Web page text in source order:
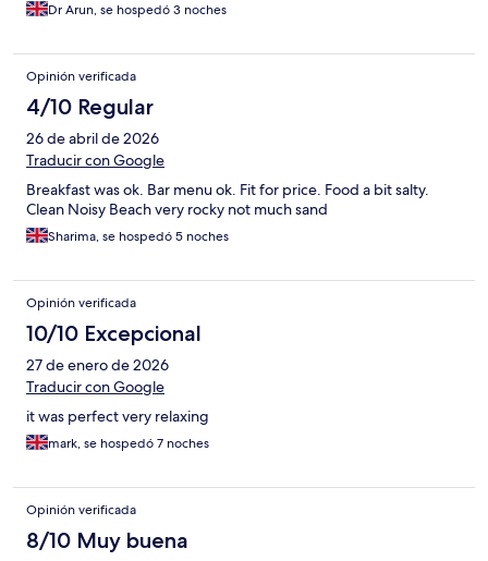
Dr Arun, se hospedó 3 noches
Opinión verificada
4/10 Regular
26 de abril de 2026
Traducir con Google
Breakfast was ok. Bar menu ok. Fit for price. Food a bit salty.
Clean Noisy Beach very rocky not much sand
Sharima, se hospedó 5 noches
Opinión verificada
10/10 Excepcional
27 de enero de 2026
Traducir con Google
it was perfect very relaxing
mark, se hospedó 7 noches
Opinión verificada
8/10 Muy buena